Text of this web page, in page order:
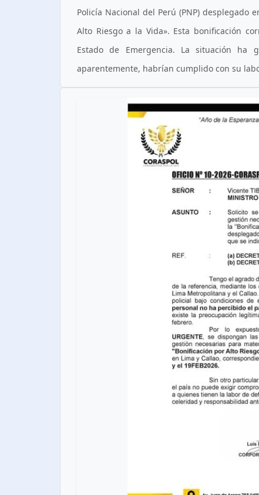
Policía Nacional del Perú (PNP) desplegado
Alto Riesgo a la Vida». Esta bonificación
Estado de Emergencia. La situación ha
aparentemente, habrían cumplido con su